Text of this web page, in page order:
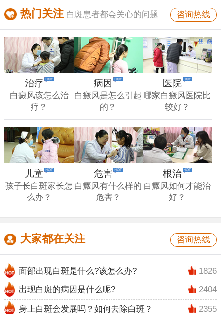
咨询热线
热门关注 白斑患者都会关心的问题
治疗
白癜风该怎么治
疗？
病因
白癜风是怎么引起
的？
医院
哪家白癜风医院比
较好？
儿童
孩子长白斑家长怎
么办？
危害
白癜风有什么样的
危害？
根治
白癜风如何才能治
好？
咨询热线
大家都在关注
1826
面部出现白斑是什么?该怎么办?
2404
出现白斑的病因是什么呢?
2355
身上白斑会发展吗？如何去除白斑？